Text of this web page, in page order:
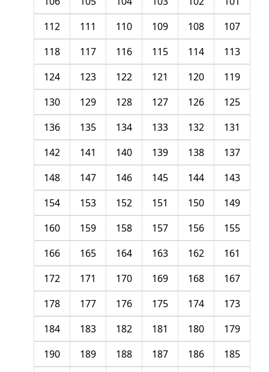
107
108
109
110
111
112
113
114
115
116
117
118
119
120
121
122
123
124
125
126
127
128
129
130
131
132
133
134
135
136
137
138
139
140
141
142
143
144
145
146
147
148
149
150
151
152
153
154
155
156
157
158
159
160
161
162
163
164
165
166
167
168
169
170
171
172
173
174
175
176
177
178
179
180
181
182
183
184
185
186
187
188
189
190